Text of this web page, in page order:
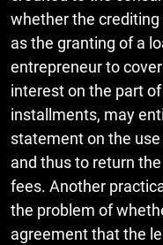
whether the
as the granting of a
entrepreneur to
interest on the part
installments, may
statement on the
and thus to return
fees. Another
the problem of
agreement that the